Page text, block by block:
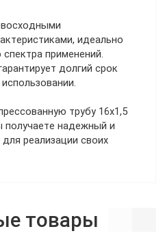
идеально
применений.
долгий срок
трубу 16х1,5
надежный и
реализации своих
товары